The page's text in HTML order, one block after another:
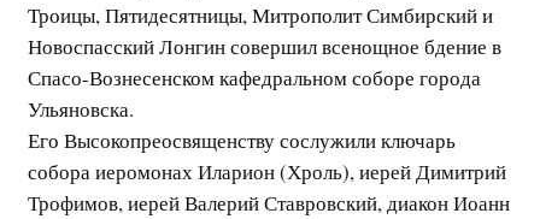
Троицы, Пятидесятницы, Митрополит Симбирский и
Новоспасский Лонгин совершил всенощное бдение в
Спасо-Вознесенском кафедральном соборе города
Ульяновска.
Его Высокопреосвященству сослужили ключарь
собора иеромонах Иларион (Хроль), иерей Димитрий
Трофимов, иерей Валерий Ставровский, диакон Иоанн